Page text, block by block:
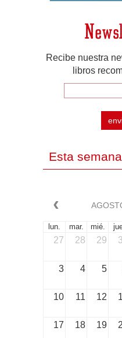
Recibe nuestra
libros
Esta semana
lun. mar. mié.
27 28 29
3 4 5
10 11 12
17 18 19